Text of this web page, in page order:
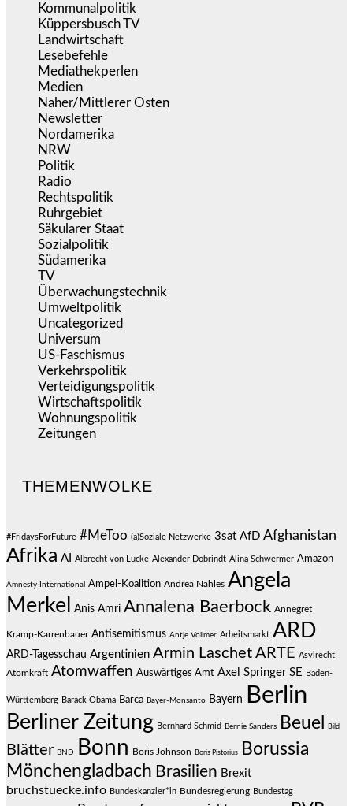
Kommunalpolitik
Küppersbusch TV
Landwirtschaft
Lesebefehle
Mediathekperlen
Medien
Naher/Mittlerer Osten
Newsletter
Nordamerika
NRW
Politik
Radio
Rechtspolitik
Ruhrgebiet
Säkularer Staat
Sozialpolitik
Südamerika
TV
Überwachungstechnik
Umweltpolitik
Uncategorized
Universum
US-Faschismus
Verkehrspolitik
Verteidigungspolitik
Wirtschaftspolitik
Wohnungspolitik
Zeitungen
THEMENWOLKE
#FridaysForFuture #MeToo (a)Soziale Netzwerke 3sat AfD Afghanistan
Afrika AI Albrecht von Lucke Alexander Dobrindt Alina Schwermer Amazon
Amnesty International Ampel-Koalition Andrea Nahles Angela
Merkel
Anis Amri Annalena Baerbock Annegret
Kramp-Karrenbauer Antisemitismus Antje Vollmer Arbeitsmarkt ARD
ARD-Tagesschau Argentinien Armin Laschet ARTE Asylrecht
Atomkraft Atomwaffen Auswärtiges Amt Axel Springer SE Baden-
Württemberg Barack Obama Barca Bayer-Monsanto Bayern Berlin
Berliner Zeitung Bernhard Schmid Bernie Sanders Beuel Bild
Blätter BND Bonn Boris Johnson Boris Pistorius
Borussia
Mönchengladbach Brasilien Brexit
bruchstuecke.info Bundeskanzler*in Bundesregierung Bundestag